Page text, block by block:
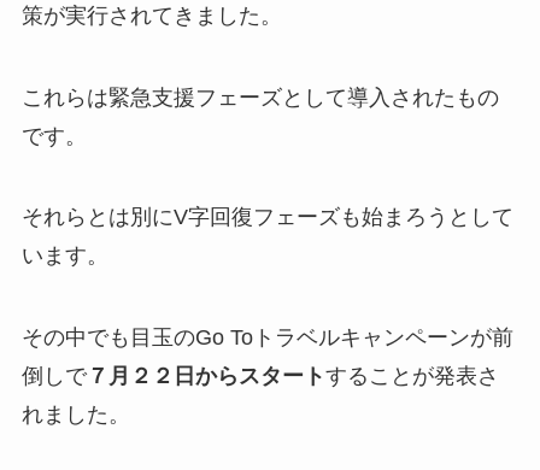
策が実行されてきました。
これらは緊急支援フェーズとして導入されたもの
です。
それらとは別にV字回復フェーズも始まろうとして
います。
その中でも目玉のGo Toトラベルキャンペーンが前
倒しで７月２２日からスタートすることが発表さ
れました。